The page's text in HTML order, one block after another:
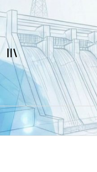
Перейти
к
содержимому